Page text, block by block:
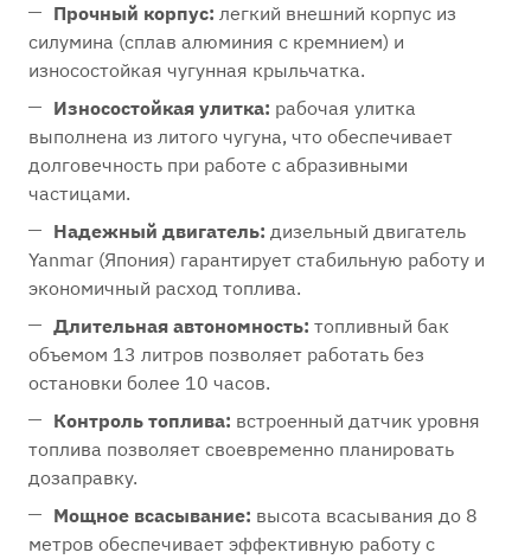
Прочный корпус: легкий внешний корпус из
силумина (сплав алюминия с кремнием) и
износостойкая чугунная крыльчатка.
Износостойкая улитка: рабочая улитка
выполнена из литого чугуна, что обеспечивает
долговечность при работе с абразивными
частицами.
Надежный двигатель: дизельный двигатель
Yanmar (Япония) гарантирует стабильную работу и
экономичный расход топлива.
Длительная автономность: топливный бак
объемом 13 литров позволяет работать без
остановки более 10 часов.
Контроль топлива: встроенный датчик уровня
топлива позволяет своевременно планировать
дозаправку.
Мощное всасывание: высота всасывания до 8
метров обеспечивает эффективную работу с